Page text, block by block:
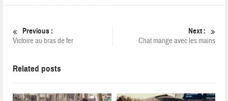
Previous :
Victoire au bras de fer
Next :
Chat mange avec les mains
Related posts